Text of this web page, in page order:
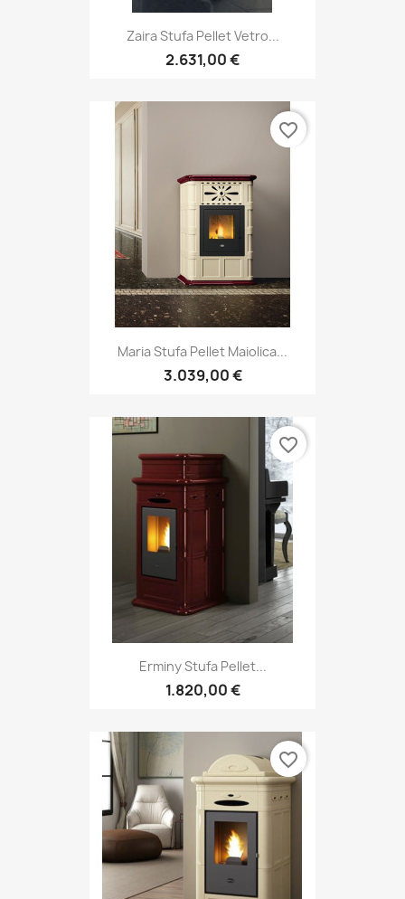
Zaira Stufa Pellet Vetro...
2.631,00 €
Maria Stufa Pellet Maiolica...
3.039,00 €
favorite_border
Erminy Stufa Pellet...
1.820,00 €
favorite_border
favorite_border